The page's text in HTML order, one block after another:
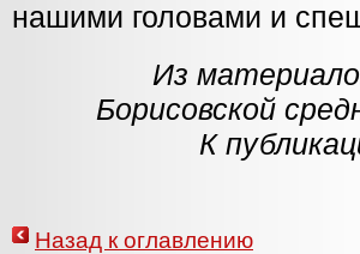
нашими головами и
Из
Борисовской
К
Назад к оглавлению